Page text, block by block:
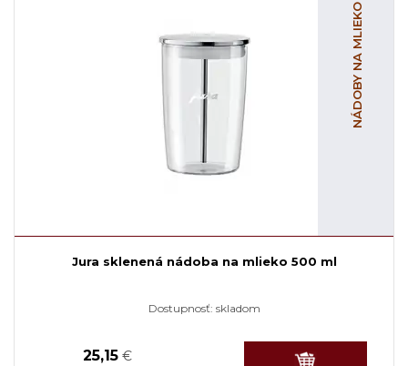
NÁDOBY NA MLIEKO
Jura sklenená nádoba na mlieko 500 ml
Dostupnosť: skladom
25,15 €